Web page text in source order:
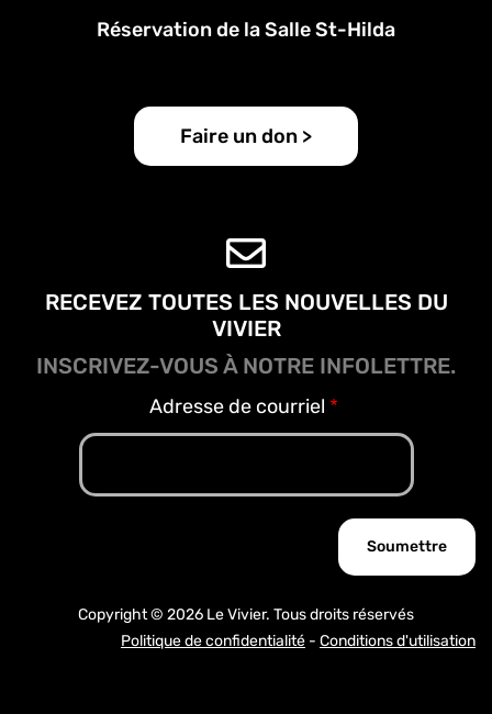
Réservation de la Salle St-Hilda
Faire un don >
RECEVEZ TOUTES LES NOUVELLES DU
VIVIER
INSCRIVEZ-VOUS À NOTRE INFOLETTRE.
Adresse de courriel
Copyright © 2026 Le Vivier. Tous droits réservés
Politique de confidentialité - Conditions d'utilisation